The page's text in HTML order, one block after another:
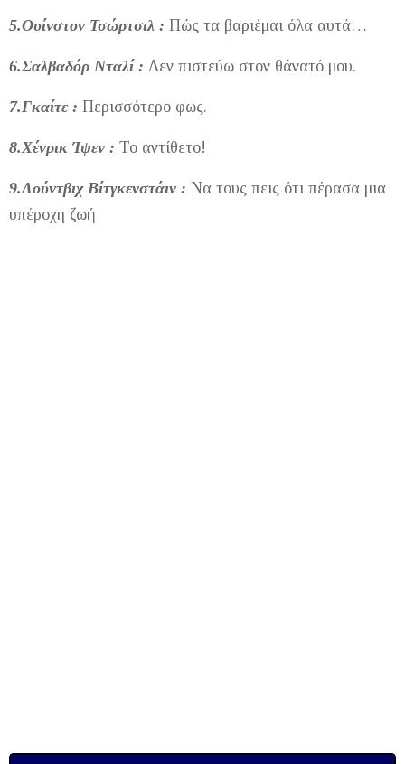
5.Ουίνστον Τσώρτσιλ : Πώς τα βαριέμαι όλα αυτά…
6.Σαλβαδόρ Νταλί : Δεν πιστεύω στον θάνατό μου.
7.Γκαίτε : Περισσότερο φως.
8.Χένρικ Ίψεν : Το αντίθετο!
9.Λούντβιχ Βίτγκενστάιν : Να τους πεις ότι πέρασα μια
υπέροχη ζωή